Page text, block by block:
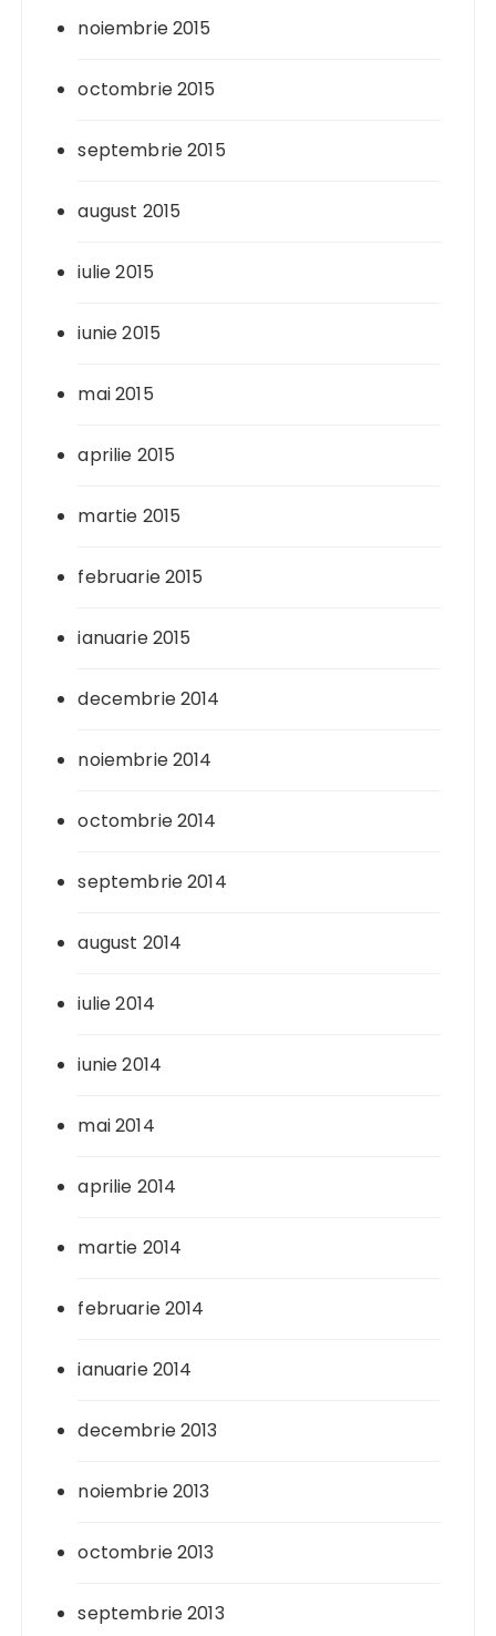
noiembrie 2015
octombrie 2015
septembrie 2015
august 2015
iulie 2015
iunie 2015
mai 2015
aprilie 2015
martie 2015
februarie 2015
ianuarie 2015
decembrie 2014
noiembrie 2014
octombrie 2014
septembrie 2014
august 2014
iulie 2014
iunie 2014
mai 2014
aprilie 2014
martie 2014
februarie 2014
ianuarie 2014
decembrie 2013
noiembrie 2013
octombrie 2013
septembrie 2013